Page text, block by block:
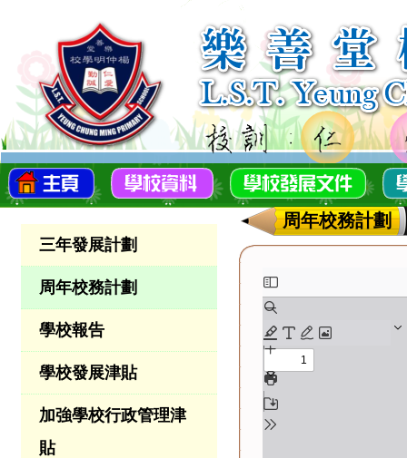
三年發展計劃
周年校務計劃
學校報告
學校發展津貼
加強學校行政管理津
貼
周年校務計劃